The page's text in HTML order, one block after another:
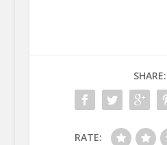
SHARE:
RATE: